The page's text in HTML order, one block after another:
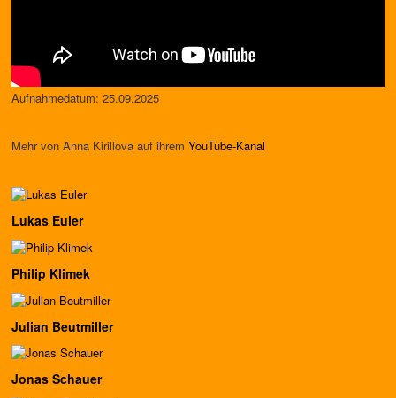
Aufnahmedatum: 25.09.2025
Mehr von Anna Kirillova auf ihrem YouTube-Kanal
Lukas Euler
Philip Klimek
Julian Beutmiller
Jonas Schauer